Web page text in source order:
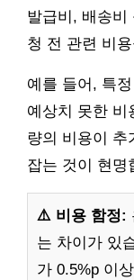
발급비, 배송비
청 전 관련 비
예를 들어, 특
예상치 못한 비
량의 비용이 추
잡는 것이 현명
⚠️ 비용 함정:
는 차이가 있
가 0.5%p 이